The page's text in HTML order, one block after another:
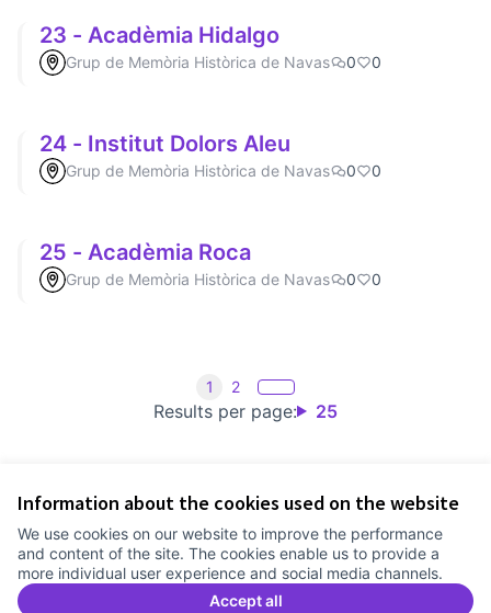
Information about the cookies used on the website
We use cookies on our website to improve the performance
and content of the site. The cookies enable us to provide a
more individual user experience and social media channels.
Accept all
23 - Acadèmia Hidalgo
Grup de Memòria Històrica de Navas 0 0
24 - Institut Dolors Aleu
Grup de Memòria Històrica de Navas 0 0
25 - Acadèmia Roca
Grup de Memòria Històrica de Navas 0 0
Results per page: 25
1 2
Cookie settings
Comunitat Canòdrom at Facebook
(External link)
Comunitat Canòdrom at Instagram
(External link)
Comunitat Canòdrom at YouTube
(External link)
English
Triar la llenguaElegir el idiomaChoose language